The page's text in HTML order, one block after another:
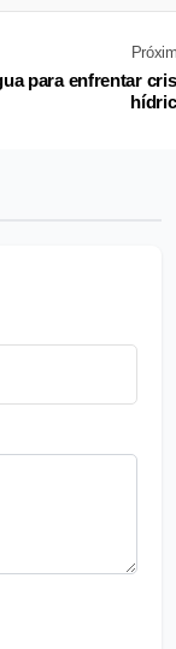
para enfrentar